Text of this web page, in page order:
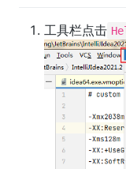
工具栏点击